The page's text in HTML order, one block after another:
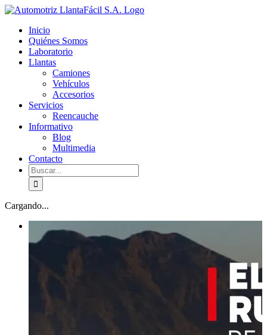
Skip
content
facebook
youtube
Inicio
Quiénes Somos
Laboratorio
Llantas
Camiones
Vehículos
Accesorios
Servicios
Reencauche
Informativo
Blog
Multimedia
Contacto
Buscar:
Cargando...